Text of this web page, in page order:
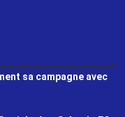
sa campagne avec